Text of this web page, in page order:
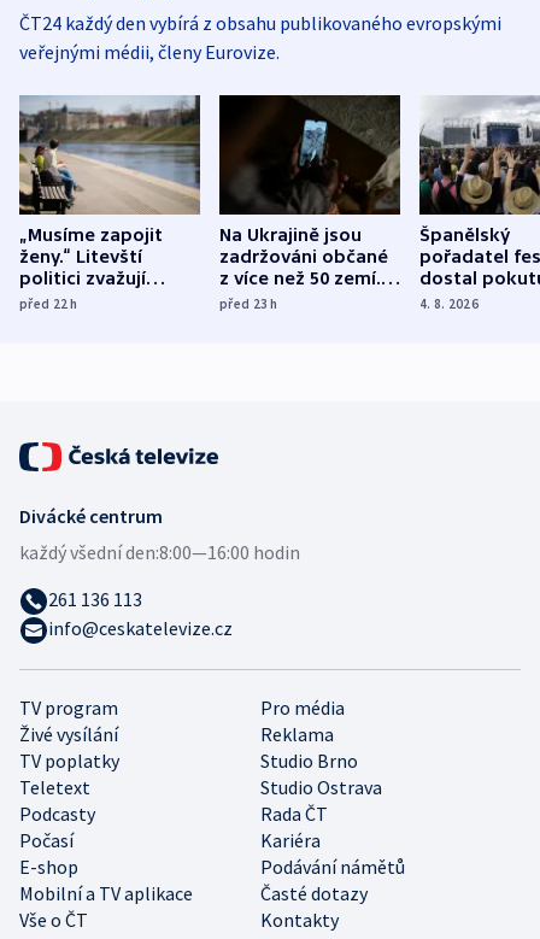
ČT24 každý den vybírá z obsahu publikovaného evropskými
veřejnými médii, členy Eurovize.
„Musíme zapojit
ženy.“ Litevští
politici zvažují
dohodu o
před 22h
Na Ukrajině jsou
zadržováni občané
z více než 50 zemí.
Bojovali na straně
před 23h
Španělský
pořadatel
dostal
nekalé
4. 8. 2026
TV program
Pro média
Živé vysílání
Reklama
TV poplatky
Studio Brno
Teletext
Studio Ostrava
Podcasty
Rada ČT
Počasí
Kariéra
E-shop
Podávání námětů
Mobilní a TV aplikace
Časté dotazy
Vše o ČT
Kontakty
Divácké centrum
každý všední den:8:00—16:00 hodin
261 136 113
info@ceskatelevize.cz